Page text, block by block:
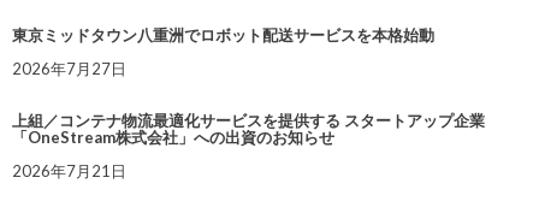
東京ミッドタウン八重洲でロボット配送サービスを本格始動
2026年7月27日
上組／コンテナ物流最適化サービスを提供する スタートアップ企業
「OneStream株式会社」への出資のお知らせ
2026年7月21日